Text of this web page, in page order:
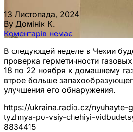
13 Листопада, 2024
By Домінік К.
Коментарів немає
В следующей неделе в Чехии
проверка герметичности
18 по 22 ноября к домашнему
втрое больше
улучшения его обнаружения.
https://ukraina.radio.cz/nyuhayte-
tyzhnya-po-vsiy-chehiyi-
8834415